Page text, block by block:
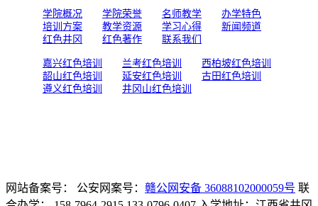
学院概况 学院荣誉 名师教学
办学特色
培训方案
教学资源 学习心得
新闻频道
红色井冈
红色著作 联系我们
嘉兴红色培训 兰考红色培训
西柏坡红色培训
韶山红色培训
延安红色培训
古田红色培训
遵义红色培训
井冈山红色培训
网站备案号： 公安网案号： 赣公网安备 36088102000059号 联